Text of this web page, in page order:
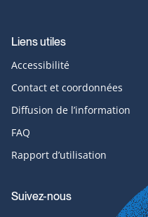
Liens utiles
Accessibilité
Contact et coordonnées
Diffusion de l’information
FAQ
Rapport d’utilisation
Suivez-nous